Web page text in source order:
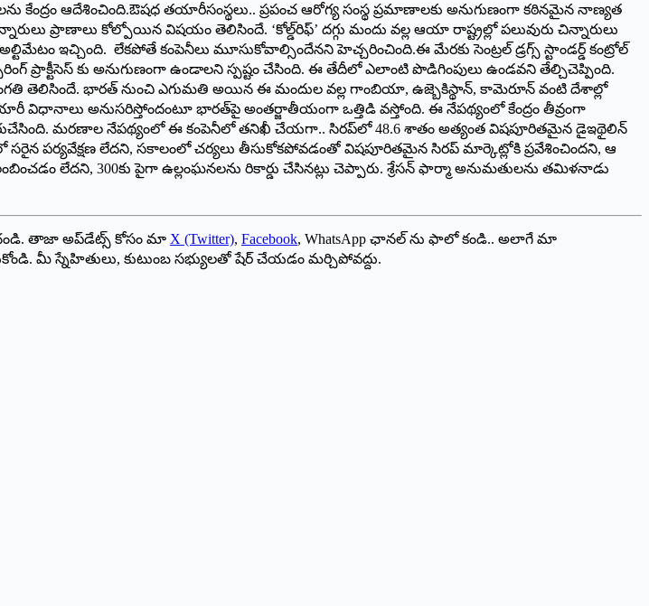
ఆదేశించింది.ఔషధ తయారీసంస్థలు.. ప్రపంచ ఆరోగ్య సంస్థ ప్రమాణాలకు అనుగుణంగా కఠినమైన నాణ్యత
ప్రాణాలు కోల్పోయిన విషయం తెలిసిందే. ‘కోల్డ్‌రిఫ్‌’ ‌దగ్గు మందు వల్ల ఆయా రాష్ట్రల్లో పలువురు చిన్నారులు
ఇచ్చింది. లేకపోతే కంపెనీలు మూసుకోవాల్సిందేనని హెచ్చరించింది.ఈ మేరకు సెంట్రల్‌ ‌డ్రగ్స్ ‌స్టాండర్డ్ ‌కంట్రోల్‌
‌ప్రాక్టీసెస్‌ ‌కు అనుగుణంగా ఉండాలని స్పష్టం చేసింది. ఈ తేదీలో ఎలాంటి పొడిగింపులు ఉండవని తేల్చిచెప్పింది.
తెలిసిందే. భారత్‌ ‌నుంచి ఎగుమతి అయిన ఈ మందుల వల్ల గాంబియా, ఉజ్బెకిస్థాన్‌, ‌కామెరూన్‌ ‌వంటి దేశాల్లో
విధానాలు అనుసరిస్తోందంటూ భారత్‌పై అంతర్జాతీయంగా ఒత్తిడి వస్తోంది. ఈ నేపథ్యంలో కేంద్రం తీవ్రంగా
మరణాల నేపథ్యంలో ఈ కంపెనీలో తనిఖీ చేయగా.. సిరప్‌లో 48.6 శాతం అత్యంత విషపూరితమైన డైఇథైలిన్‌
పర్యవేక్షణ లేదని, సకాలంలో చర్యలు తీసుకోకపోవడంతో విషపూరితమైన సిరప్‌ ‌మార్కెట్లోకి ప్రవేశించిందని, ఆ
లేదని, 300కు పైగా ఉల్లంఘనలను రికార్డు చేసినట్లు చెప్పారు. శ్రేసన్‌ ‌ఫార్మా అనుమతులను తమిళనాడు
తాజా అప్‌డేట్స్ కోసం మా X (Twitter), Facebook, WhatsApp ఛానల్ ను ఫాలో కండి.. అలాగే మా
మీ స్నేహితులు, కుటుంబ సభ్యులతో షేర్ చేయడం మర్చిపోవద్దు.